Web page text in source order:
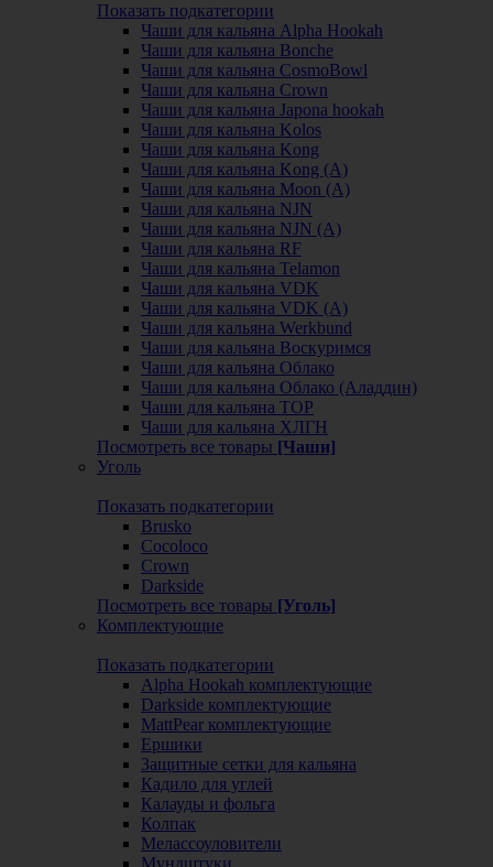
Показать подкатегории
Чаши для кальяна Alpha Hookah
Чаши для кальяна Bonche
Чаши для кальяна CosmoBowl
Чаши для кальяна Crown
Чаши для кальяна Japona hookah
Чаши для кальяна Kolos
Чаши для кальяна Kong
Чаши для кальяна Kong (A)
Чаши для кальяна Moon (А)
Чаши для кальяна NJN
Чаши для кальяна NJN (А)
Чаши для кальяна RF
Чаши для кальяна Telamon
Чаши для кальяна VDK
Чаши для кальяна VDK (А)
Чаши для кальяна Werkbund
Чаши для кальяна Воскуримся
Чаши для кальяна Облако
Чаши для кальяна Облако (Аладдин)
Чаши для кальяна ТОР
Чаши для кальяна ХЛГН
Посмотреть все товары [Чаши]
Уголь
Показать подкатегории
Brusko
Cocoloco
Crown
Darkside
Посмотреть все товары [Уголь]
Комплектующие
Показать подкатегории
Alpha Hookah комплектующие
Darkside комплектующие
MattPear комплектующие
Ершики
Защитные сетки для кальяна
Кадило для углей
Калауды и фольга
Колпак
Мелассоуловители
Мундштуки